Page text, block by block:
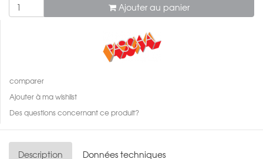
Ajouter au panier
comparer
Ajouter à ma wishlist
Des questions concernant ce produit?
Description Données techniques